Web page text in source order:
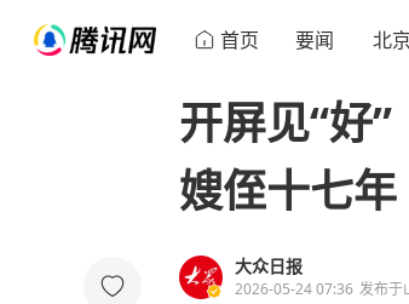
首页 要闻 北京
开屏见“好
嫂侄十七年
大众日报
2026-05-24 07:36 发布于